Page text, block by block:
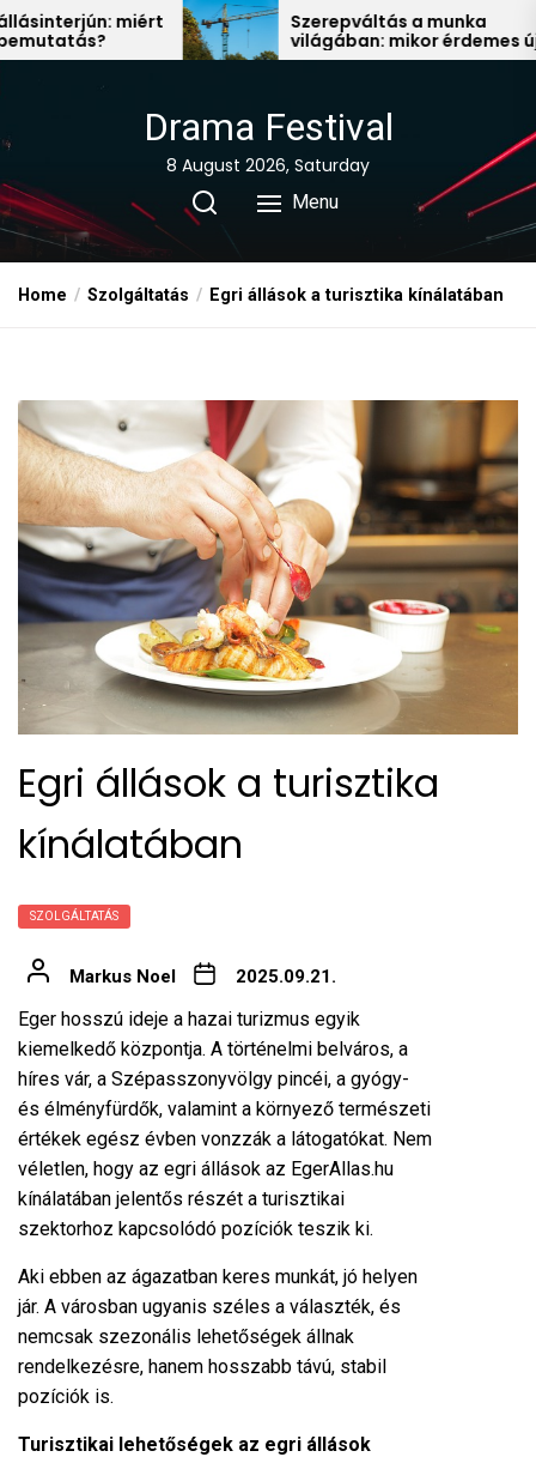
Skip
to
Szerepváltás a munka
világában: mikor érdemes új
állás után nézni?
Drama Festival
8 August 2026, Saturday
Menu
Home Szolgáltatás Egri állások a turisztika kínálatában
Egri állások a turisztika
kínálatában
SZOLGÁLTATÁS
Markus Noel 2025.09.21.
Eger hosszú ideje a hazai turizmus egyik
kiemelkedő központja. A történelmi belváros, a
híres vár, a Szépasszonyvölgy pincéi, a gyógy-
és élményfürdők, valamint a környező természeti
értékek egész évben vonzzák a látogatókat. Nem
véletlen, hogy az egri állások az EgerAllas.hu
kínálatában jelentős részét a turisztikai
szektorhoz kapcsolódó pozíciók teszik ki.
Aki ebben az ágazatban keres munkát, jó helyen
jár. A városban ugyanis széles a választék, és
nemcsak szezonális lehetőségek állnak
rendelkezésre, hanem hosszabb távú, stabil
pozíciók is.
Turisztikai lehetőségek az egri állások